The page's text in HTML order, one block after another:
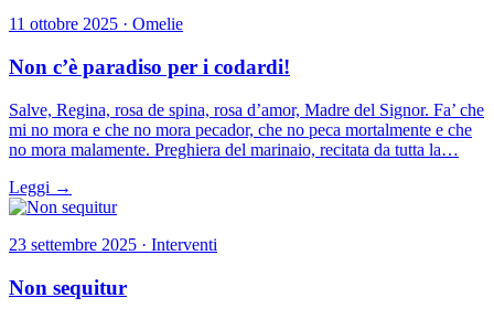
11 ottobre 2025 · Omelie
Non c’è paradiso per i codardi!
Salve, Regina, rosa de spina, rosa d’amor, Madre del Signor. Fa’ che
mi no mora e che no mora pecador, che no peca mortalmente e che
no mora malamente. Preghiera del marinaio, recitata da tutta la…
Leggi →
23 settembre 2025 · Interventi
Non sequitur